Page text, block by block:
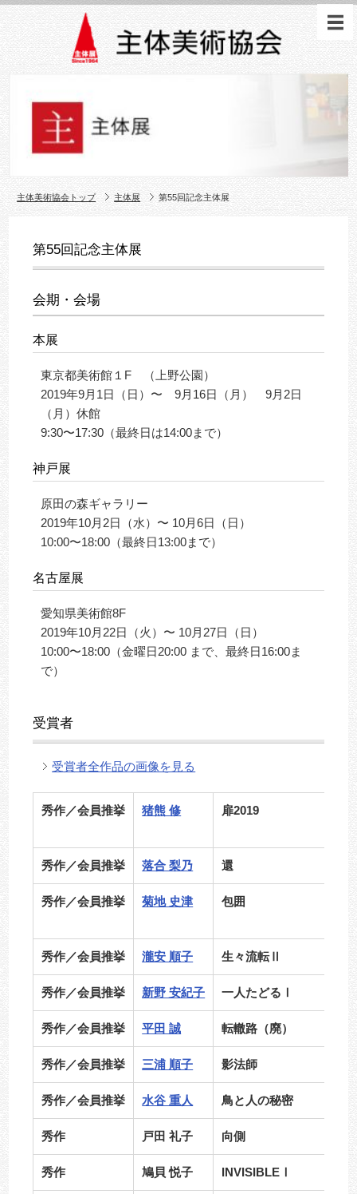
主体美術協会トップ 主体展 第55回記念主体展
第55回記念主体展
会期・会場
本展
東京都美術館１F （上野公園）
2019年9月1日（日）〜 9月16日（月） 9月2日
（月）休館
9:30〜17:30（最終日は14:00まで）
神戸展
原田の森ギャラリー
2019年10月2日（水）〜 10月6日（日）
10:00〜18:00（最終日13:00まで）
名古屋展
愛知県美術館8F
2019年10月22日（火）〜 10月27日（日）
10:00〜18:00（金曜日20:00 まで、最終日16:00ま
で）
受賞者
受賞者全作品の画像を見る
秀作／会員推挙 猪熊 修 扉2019
秀作／会員推挙 落合 梨乃 還
秀作／会員推挙 菊地 史津 包囲
秀作／会員推挙 瀧安 順子 生々流転Ⅱ
秀作／会員推挙 新野 安紀子 一人たどるⅠ
秀作／会員推挙 平田 誠 転轍路（廃）
秀作／会員推挙 三浦 順子 影法師
秀作／会員推挙 水谷 重人 鳥と人の秘密
秀作 戸田 礼子 向側
秀作 鳩貝 悦子 INVISIBLEⅠ